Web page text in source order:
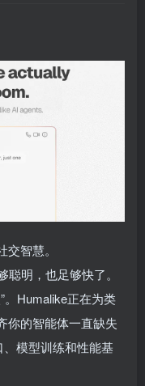
智慧。
聪明，也足够快了。
。Humalike正在为类
的智能体一直缺失
模型训练和性能基